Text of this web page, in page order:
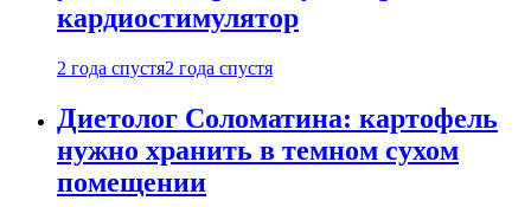
кардиостимулятор
2 года спустя2 года спустя
Диетолог Соломатина: картофель
нужно хранить в темном сухом
помещении